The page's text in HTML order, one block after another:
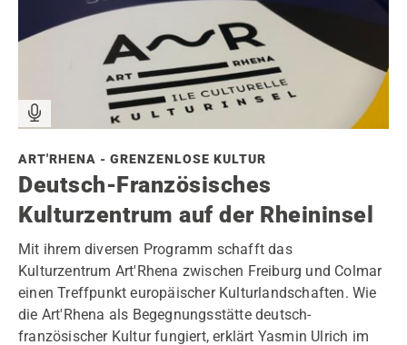
ART'RHENA - GRENZENLOSE KULTUR
Deutsch-Französisches
Kulturzentrum auf der Rheininsel
Mit ihrem diversen Programm schafft das
Kulturzentrum Art'Rhena zwischen Freiburg und Colmar
einen Treffpunkt europäischer Kulturlandschaften. Wie
die Art'Rhena als Begegnungsstätte deutsch-
französischer Kultur fungiert, erklärt Yasmin Ulrich im